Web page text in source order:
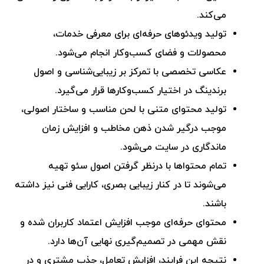
می‌کند.
تولید ویدئوهای حرفه‌ای برای معرفی خدمات،
محصولات و فضای کسب‌وکار انجام می‌شود.
عکاسی تخصصی با تمرکز بر زیبایی‌شناسی و اصول
برندینگ در اختیار کسب‌وکارها قرار می‌گیرد.
تولید محتوای متنی با لحن مناسب و ساختار اصولی،
موجب درگیر شدن ذهن مخاطب و افزایش زمان
ماندگاری در سایت می‌شود.
تمام محتواها با درنظر گرفتن اصول سئو تهیه
می‌شوند تا در کنار زیبایی بصری، کارایی فنی نیز داشته
باشند.
محتوای حرفه‌ای موجب افزایش اعتماد کاربران شده و
نقش مهمی در تصمیم‌گیری نهایی آن‌ها دارد.
نتیجه این فرایند، افزایش تعامل، جذب مشتری و در